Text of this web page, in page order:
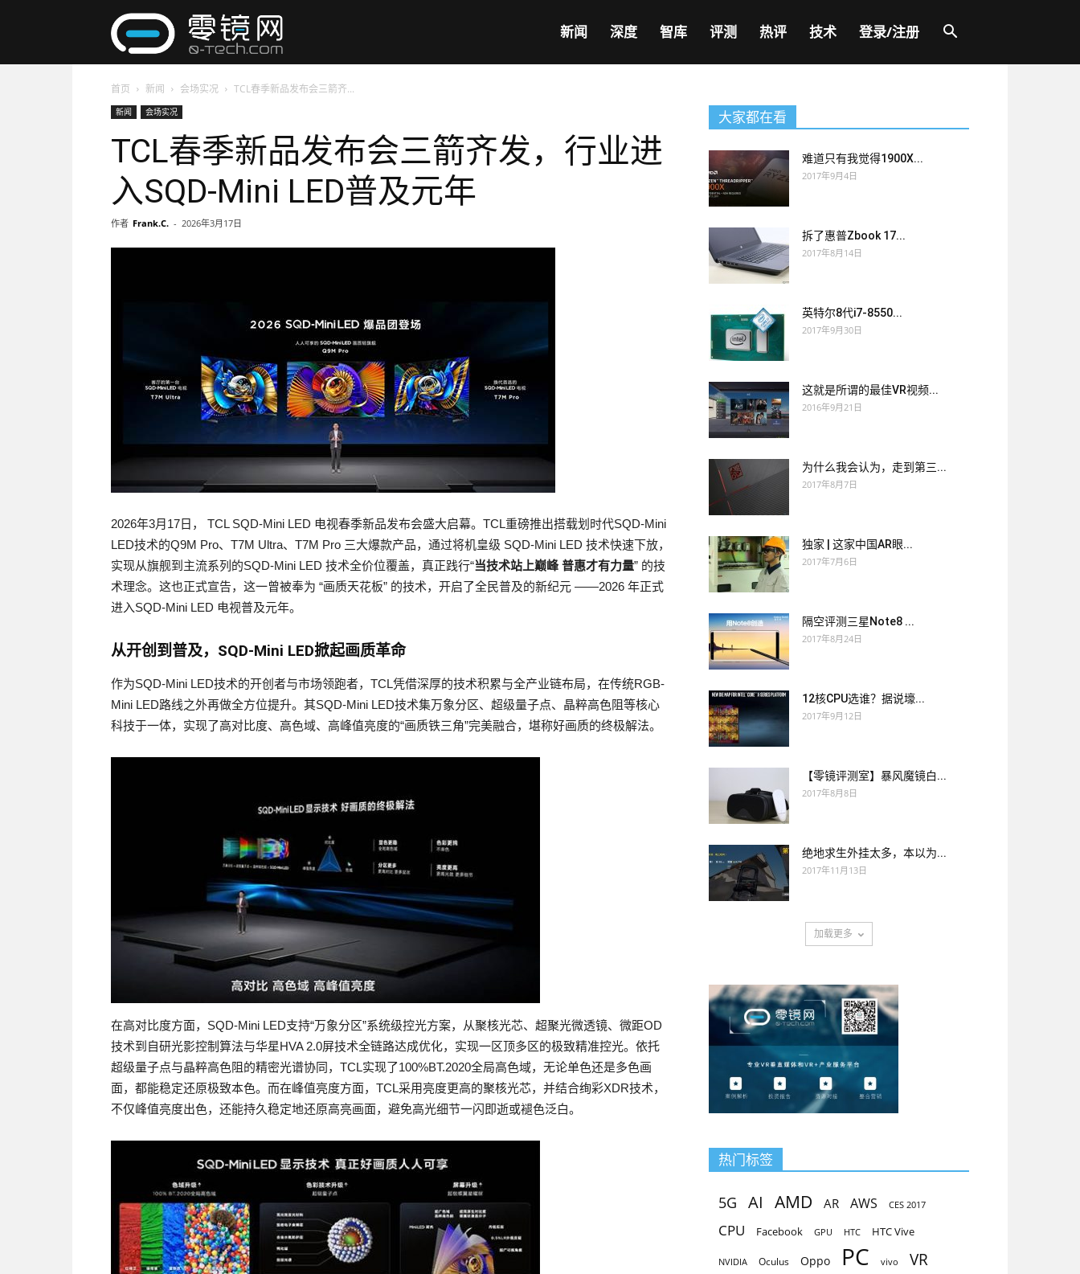
镜
网
新闻 深度 智库 评测 热评 技术 登录/注册
首页 新闻 会场实况 TCL春季新品发布会三箭齐...
新闻 会场实况
TCL春季新品发布会三箭齐发，行业进
入SQD-Mini LED普及元年
作者 Frank.C. - 2026年3月17日
2026年3月17日， TCL SQD-Mini LED 电视春季新品发布会盛大启幕。TCL重磅推出搭载划时代SQD-Mini
LED技术的Q9M Pro、T7M Ultra、T7M Pro 三大爆款产品，通过将机皇级 SQD-Mini LED 技术快速下放，
实现从旗舰到主流系列的SQD-Mini LED 技术全价位覆盖，真正践行“当技术站上巅峰 普惠才有力量” 的技
术理念。这也正式宣告，这一曾被奉为 “画质天花板” 的技术，开启了全民普及的新纪元 ——2026 年正式
进入SQD-Mini LED 电视普及元年。
从开创到普及，SQD-Mini LED掀起画质革命
作为SQD-Mini LED技术的开创者与市场领跑者，TCL凭借深厚的技术积累与全产业链布局，在传统RGB-
Mini LED路线之外再做全方位提升。其SQD-Mini LED技术集万象分区、超级量子点、晶粹高色阻等核心
科技于一体，实现了高对比度、高色域、高峰值亮度的“画质铁三角”完美融合，堪称好画质的终极解法。
在高对比度方面，SQD-Mini LED支持“万象分区”系统级控光方案，从聚核光芯、超聚光微透镜、微距OD
技术到自研光影控制算法与华星HVA 2.0屏技术全链路达成优化，实现一区顶多区的极致精准控光。依托
超级量子点与晶粹高色阻的精密光谱协同，TCL实现了100%BT.2020全局高色域，无论单色还是多色画
面，都能稳定还原极致本色。而在峰值亮度方面，TCL采用亮度更高的聚核光芯，并结合绚彩XDR技术，
不仅峰值亮度出色，还能持久稳定地还原高亮画面，避免高光细节一闪即逝或褪色泛白。
大家都在看
难道只有我觉得1900X...
2017年9月4日
拆了惠普Zbook 17...
2017年8月14日
英特尔8代i7-8550...
2017年9月30日
这就是所谓的最佳VR视频...
2016年9月21日
为什么我会认为，走到第三...
2017年8月7日
独家 | 这家中国AR眼...
2017年7月6日
隔空评测三星Note8 ...
2017年8月24日
12核CPU选谁？据说壕...
2017年9月12日
【零镜评测室】暴风魔镜白...
2017年8月8日
绝地求生外挂太多，本以为...
2017年11月13日
加载更多
热门标签
5G AI AMD AR AWS CES 2017
CPU Facebook GPU HTC HTC Vive
NVIDIA Oculus Oppo PC vivo VR